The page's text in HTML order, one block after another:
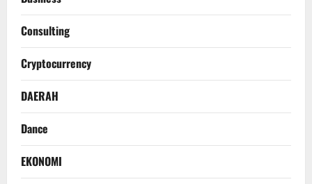
Consulting
Cryptocurrency
DAERAH
Dance
EKONOMI